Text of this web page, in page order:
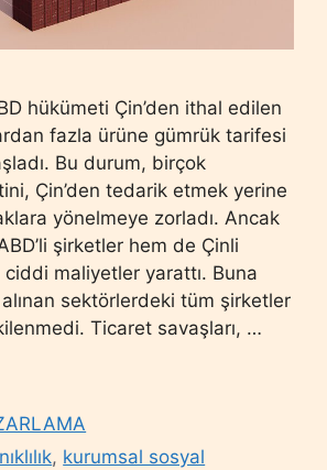
hükümeti Çin’den ithal edilen
fazla ürüne gümrük tarifesi
Bu durum, birçok
Çin’den tedarik etmek yerine
yönelmeye zorladı. Ancak
şirketler hem de Çinli
maliyetler yarattı. Buna
sektörlerdeki tüm şirketler
Ticaret savaşları, …
, kurumsal sosyal